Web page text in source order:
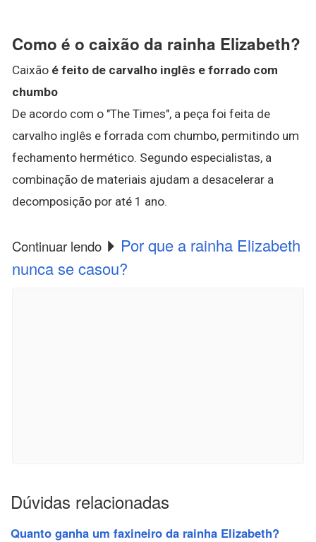
Como é o caixão da rainha Elizabeth?
Caixão é feito de carvalho inglês e forrado com
chumbo
De acordo com o "The Times", a peça foi feita de
carvalho inglês e forrada com chumbo, permitindo um
fechamento hermético. Segundo especialistas, a
combinação de materiais ajudam a desacelerar a
decomposição por até 1 ano.
Continuar lendo
Por que a rainha Elizabeth
nunca se casou?
Dúvidas relacionadas
Quanto ganha um faxineiro da rainha Elizabeth?